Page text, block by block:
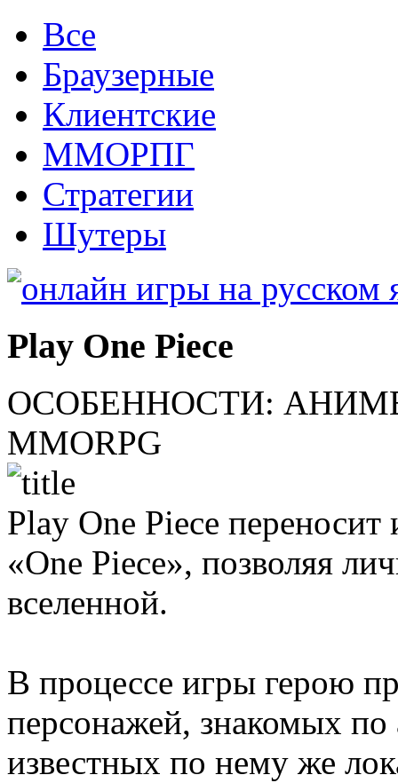
Все
Браузерные
Клиентские
ММОРПГ
Стратегии
Шутеры
Play One Piece
ОСОБЕННОСТИ:
MMORPG
Play One Piece
«One Piece», позволяя
вселенной.
В процессе игры герою
персонажей, знакомых
известных по нему же